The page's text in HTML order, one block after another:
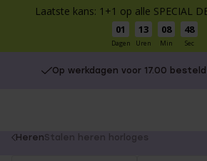
Laatste kans: 1+1 op alle SPECIAL
01
Dagen
13
Uren
08
Min
47
Sec
Op werkdagen voor 17.00
You
HerenStalen heren horloges